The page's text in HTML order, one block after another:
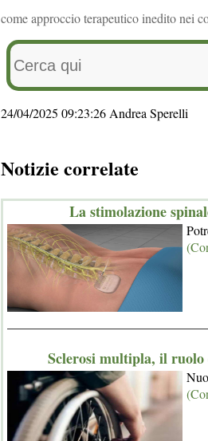
come approccio terapeutico inedito nei
24/04/2025 09:23:26 Andrea Sperelli
Notizie correlate
La stimolazione
Sclerosi multipla, il ruolo